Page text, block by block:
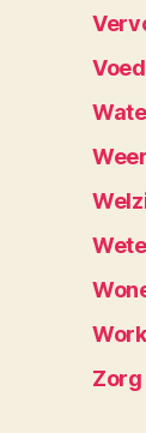
Weer
Zorg